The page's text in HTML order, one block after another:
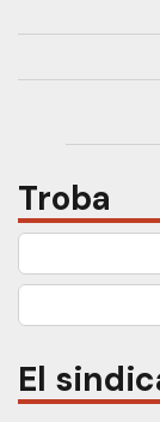
Troba
Cerca:
El